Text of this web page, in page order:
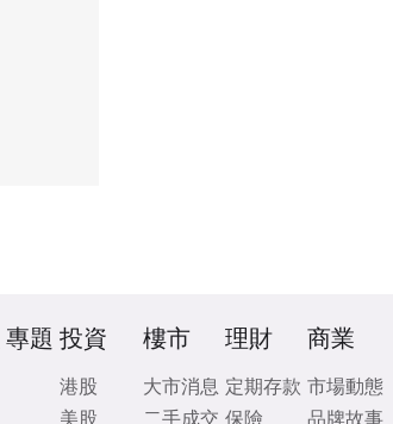
專題 投資
港股
美股
樓市
大市消息
二手成交
理財
定期存款
保險
商業
市場動態
品牌故事